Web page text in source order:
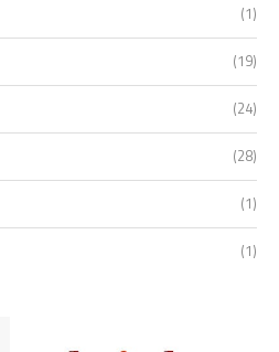
(1)
(19)
(24)
(28)
(1)
(1)